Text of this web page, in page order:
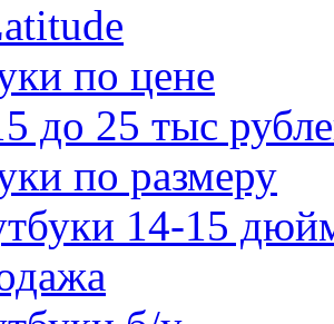
по цене
до 25 тыс
по размеру
14-15